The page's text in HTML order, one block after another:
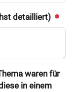
detailliert)
waren für
in einem